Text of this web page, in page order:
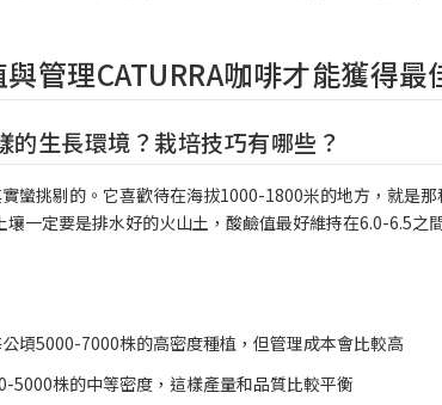
管理CATURRA咖啡才能獲得最
的生長環境？栽培技巧有哪些？
蠻挑剔的。它喜歡待在海拔1000-1800米的地方，就是
一定要是排水好的火山土，酸鹼值最好維持在6.0-6.5之
頃5000-7000株的高密度種植，但管理成本會比較高
5000株的中等密度，這樣產量和品質比較平衡